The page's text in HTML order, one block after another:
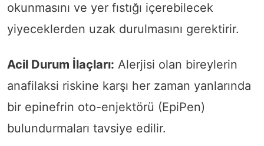
okunmasını ve yer fıstığı içerebilecek
yiyeceklerden uzak durulmasını gerektirir.
Acil Durum İlaçları: Alerjisi olan bireylerin
anafilaksi riskine karşı her zaman yanlarında
bir epinefrin oto-enjektörü (EpiPen)
bulundurmaları tavsiye edilir.